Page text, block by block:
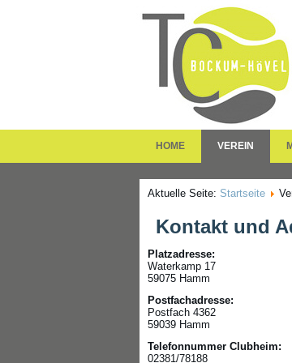
HOME VEREIN
Aktuelle Seite: Startseite
Kontakt und
Platzadresse:
Waterkamp 17
59075 Hamm
Postfachadresse:
Postfach 4362
59039 Hamm
Telefonnummer Clubheim:
02381/78188